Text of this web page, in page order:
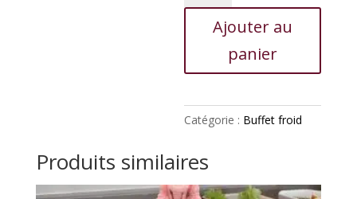
Buffet
Ajouter au
panier
Catégorie : Buffet froid
Produits similaires